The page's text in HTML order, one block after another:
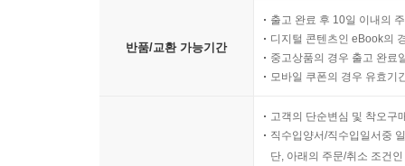
반품/교환 가능기간
출고 완료 후 10일 이내의
디지털 콘텐츠인 eBook의
중고상품의 경우 출고 완료
모바일 쿠폰의 경우 유효기
고객의 단순변심 및 착오구
직수입양서/직수입일서중
단, 아래의 주문/취소 조건